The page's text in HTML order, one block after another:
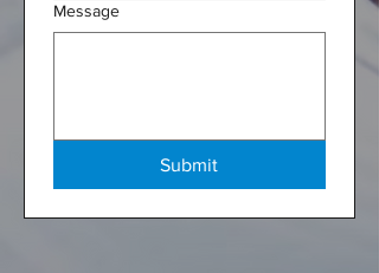
Message
Submit